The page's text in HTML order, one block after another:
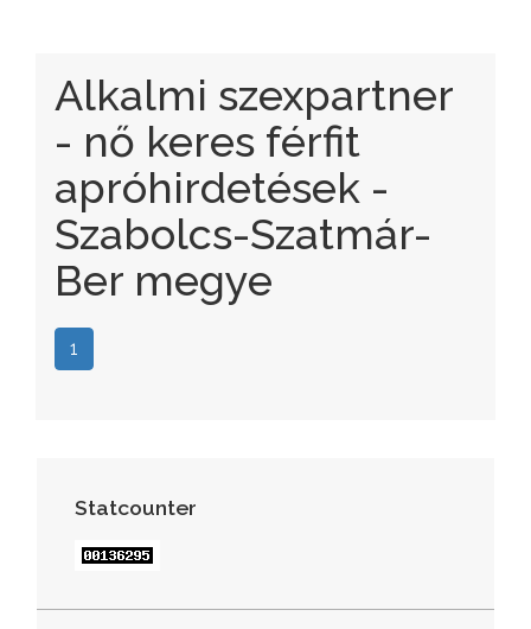
Alkalmi szexpartner
- nő keres férfit
apróhirdetések -
Szabolcs-Szatmár-
Ber megye
1
Statcounter